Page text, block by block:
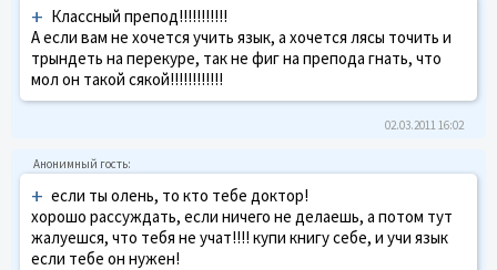
+ Классный препод!!!!!!!!!!!
А если вам не хочется учить язык, а хочется лясы точить и
трындеть на перекуре, так не фиг на препода гнать, что
мол он такой сякой!!!!!!!!!!!!
02.03.2011 16:02
+ если ты олень, то кто тебе доктор!
хорошо рассуждать, если ничего не делаешь, а потом тут
жалуешся, что тебя не учат!!!! купи книгу себе, и учи язык
если тебе он нужен!